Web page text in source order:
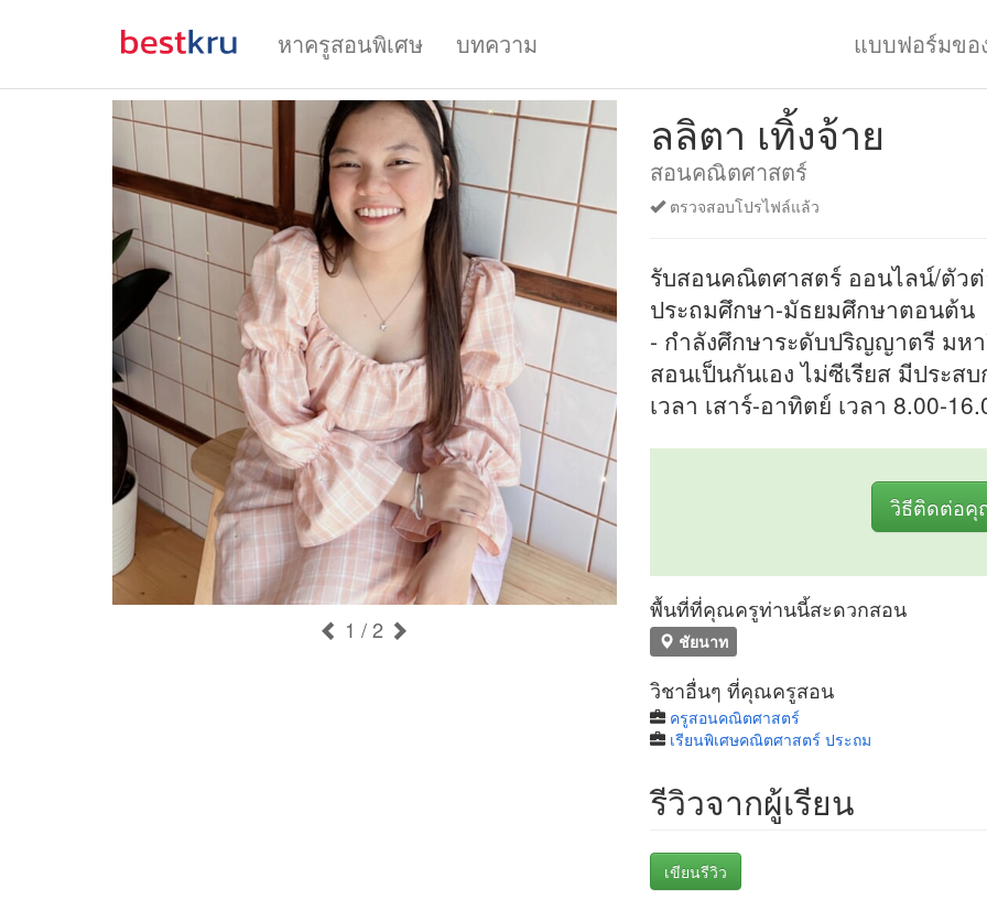
หาครูสอนพิเศษ บทความ แบบฟอร์มข
1 / 2
ลลิตา เทิ้งจ้าย
สอนคณิตศาสตร์
ตรวจสอบโปรไฟล์แล้ว
รับสอนคณิตศาสตร์ ออนไลน์/ตัว
ประถมศึกษา-มัธยมศึกษาตอนต้น
- กำลังศึกษาระดับปริญญาตรี มห
สอนเป็นกันเอง ไม่ซีเรียส มีประส
เวลา เสาร์-อาทิตย์ เวลา 8.00-
วิธีติดต่อคุ
พื้นที่ที่คุณครูท่านนี้สะดวกสอน
ชัยนาท
วิชาอื่นๆ ที่คุณครูสอน
ครูสอนคณิตศาสตร์
เรียนพิเศษคณิตศาสตร์ ประถม
รีวิวจากผู้เรียน
เขียนรีวิว